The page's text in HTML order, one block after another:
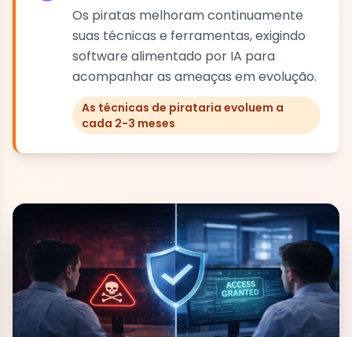
Os piratas melhoram continuamente
suas técnicas e ferramentas, exigindo
software alimentado por IA para
acompanhar as ameaças em evolução.
As técnicas de pirataria evoluem a
cada 2-3 meses